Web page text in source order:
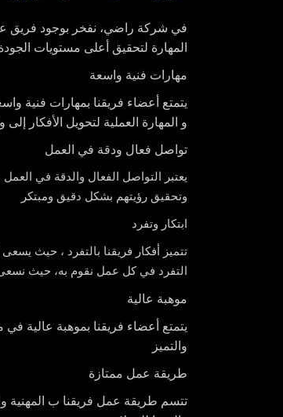
في شركة راضي، نفخر بوجود فريق
المهارة لتحقيق أعلى مستويات
مهارات فنية واسعة
يتمتع أعضاء فريقنا بمهارات فنية
و المهارة العملية لتحويل الأفكار
تواصل فعال ودقة في العمل
يعتبر التواصل الفعال والدقة في
وتحقيق رؤيتهم بشكل دقيق ومبتكر
ابتكار وتفرد
تتميز أفكار فريقنا بالتفرد ، حيث
التفرد في كل عمل نقوم به، حيث
موهبة عالية
يتمتع أعضاء فريقنا بموهبة عالية في
والتميز
طريقة عمل ممتازة
تتسم طريقة عمل فريقنا ب المهنية